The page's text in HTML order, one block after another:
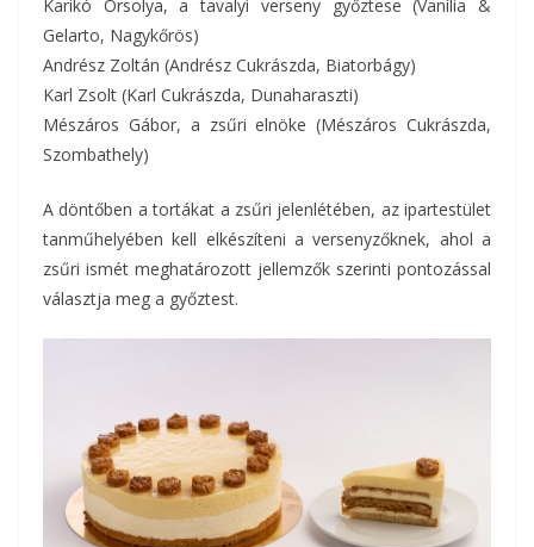
Karikó Orsolya, a tavalyi verseny győztese (Vanília &
Gelarto, Nagykőrös)
Andrész Zoltán (Andrész Cukrászda, Biatorbágy)
Karl Zsolt (Karl Cukrászda, Dunaharaszti)
Mészáros Gábor, a zsűri elnöke (Mészáros Cukrászda,
Szombathely)
A döntőben a tortákat a zsűri jelenlétében, az ipartestület
tanműhelyében kell elkészíteni a versenyzőknek, ahol a
zsűri ismét meghatározott jellemzők szerinti pontozással
választja meg a győztest.